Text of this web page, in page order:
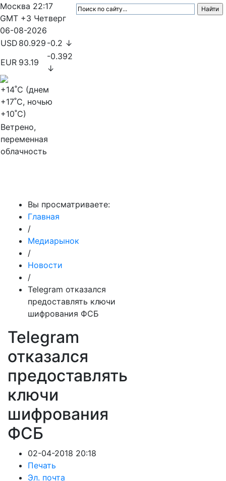
Москва 22:17
GMT +3 Четверг
06-08-2026
USD 80.929 -0.2 ↓
EUR 93.19
-0.392
↓
+14˚C (днем
+17˚C, ночью
+10˚C)
Ветрено,
переменная
облачность
Вы просматриваете:
Главная
/
Медиарынок
/
Новости
/
Telegram отказался
предоставлять ключи
шифрования ФСБ
Telegram
отказался
предоставлять
ключи
шифрования
ФСБ
02-04-2018 20:18
Печать
Эл. почта